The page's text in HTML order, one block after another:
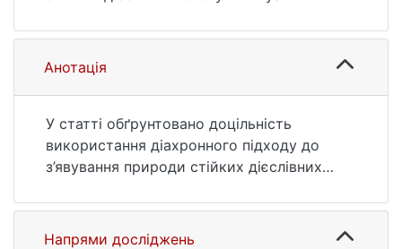
https://ir.library.knu.ua/handle/15071834/1041
2
практика. 2009. № 19. С. 210—220. URL:
https://ir.library.knu.ua/handle/15071834/1041
2 (дата звернення: 25.07.2026).
Анотація
У статті обґрунтовано доцільність
використання діахронного підходу до
з’явування природи стійких дієслівних
Напрями досліджень